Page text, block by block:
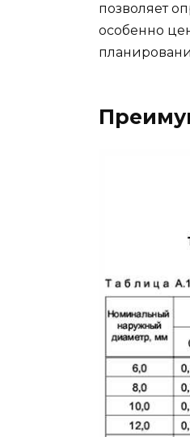
позволяет
особенно